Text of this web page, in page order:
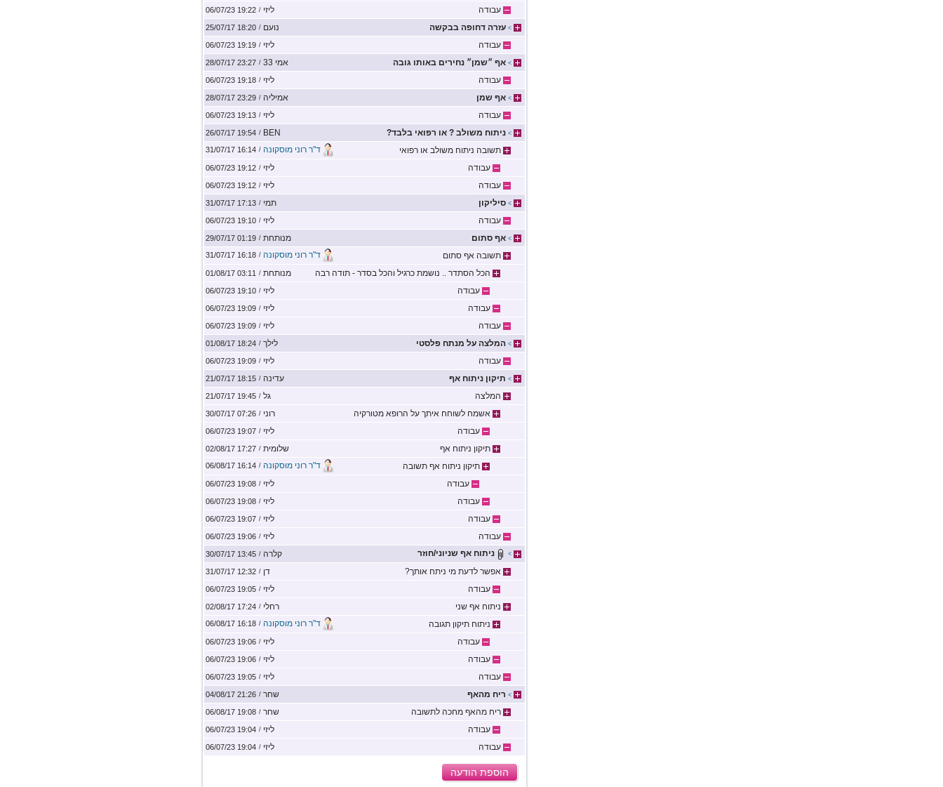
עבודה ליזי /
19:22 06/07/23
> עזרה דחופה בבקשה נועם /
18:20 25/07/17
עבודה ליזי /
19:19 06/07/23
> אף ״שמן״ נחירים באותו גובה אמי 33 /
23:27 28/07/17
עבודה ליזי /
19:18 06/07/23
> אף שמן אמיליה /
23:29 28/07/17
עבודה ליזי /
19:13 06/07/23
> ניתוח משולב ? או רפואי בלבד? BEN
/
19:54 26/07/17
תשובה ניתוח משולב או רפואי ד"ר רוני מוסקונה /
16:14 31/07/17
עבודה ליזי /
19:12 06/07/23
עבודה ליזי /
19:12 06/07/23
> סיליקון תמי /
17:13 31/07/17
עבודה ליזי /
19:10 06/07/23
> אף סתום מנותחת /
01:19 29/07/17
תשובה אף סתום ד"ר רוני מוסקונה /
16:18 31/07/17
הכל הסתדר .. נושמת כרגיל והכל בסדר - תודה רבה מנותחת /
03:11 01/08/17
עבודה ליזי /
19:10 06/07/23
עבודה ליזי /
19:09 06/07/23
עבודה ליזי /
19:09 06/07/23
> המלצה על מנתח פלסטי לילך /
18:24 01/08/17
עבודה ליזי /
19:09 06/07/23
> תיקון ניתוח אף עדינה /
18:15 21/07/17
המלצה גל /
19:45 21/07/17
אשמח לשוחח איתך על הרופא מטורקיה רוני /
07:26 30/07/17
עבודה ליזי /
19:07 06/07/23
תיקון ניתוח אף שלומית /
17:27 02/08/17
תיקון ניתוח אף תשובה ד"ר רוני מוסקונה /
16:14 06/08/17
עבודה ליזי /
19:08 06/07/23
עבודה ליזי /
19:08 06/07/23
עבודה ליזי /
19:07 06/07/23
עבודה ליזי /
19:06 06/07/23
> ניתוח אף שניוני/חוזר קלרה /
13:45 30/07/17
אפשר לדעת מי ניתח אותך? דן /
12:32 31/07/17
עבודה ליזי /
19:05 06/07/23
ניתוח אף שני רחלי /
17:24 02/08/17
ניתוח תיקון תגובה ד"ר רוני מוסקונה /
16:18 06/08/17
עבודה ליזי /
19:06 06/07/23
עבודה ליזי /
19:06 06/07/23
עבודה ליזי /
19:05 06/07/23
> ריח מהאף שחר /
21:26 04/08/17
ריח מהאף מחכה לתשובה שחר /
19:08 06/08/17
עבודה ליזי /
19:04 06/07/23
עבודה ליזי /
19:04 06/07/23
הוספת הודעה